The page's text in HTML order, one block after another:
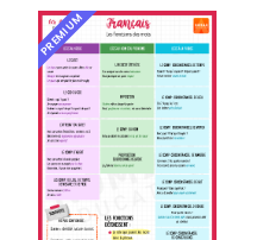
PREMIUM